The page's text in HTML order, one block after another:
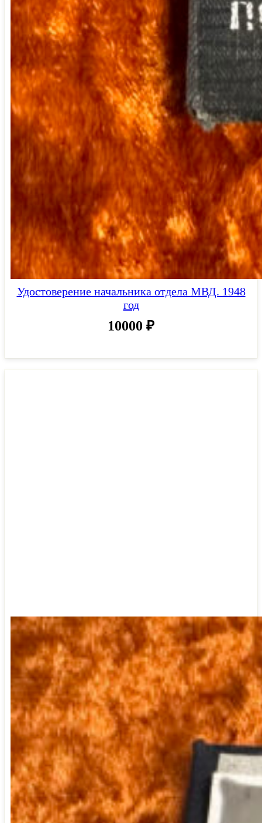
Удостоверение начальника отдела МВД. 1948
год
10000 ₽